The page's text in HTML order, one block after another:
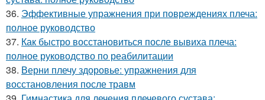
36. Эффективные упражнения при повреждениях плеча:
полное руководство
37. Как быстро восстановиться после вывиха плеча:
полное руководство по реабилитации
38. Верни плечу здоровье: упражнения для
восстановления после травм